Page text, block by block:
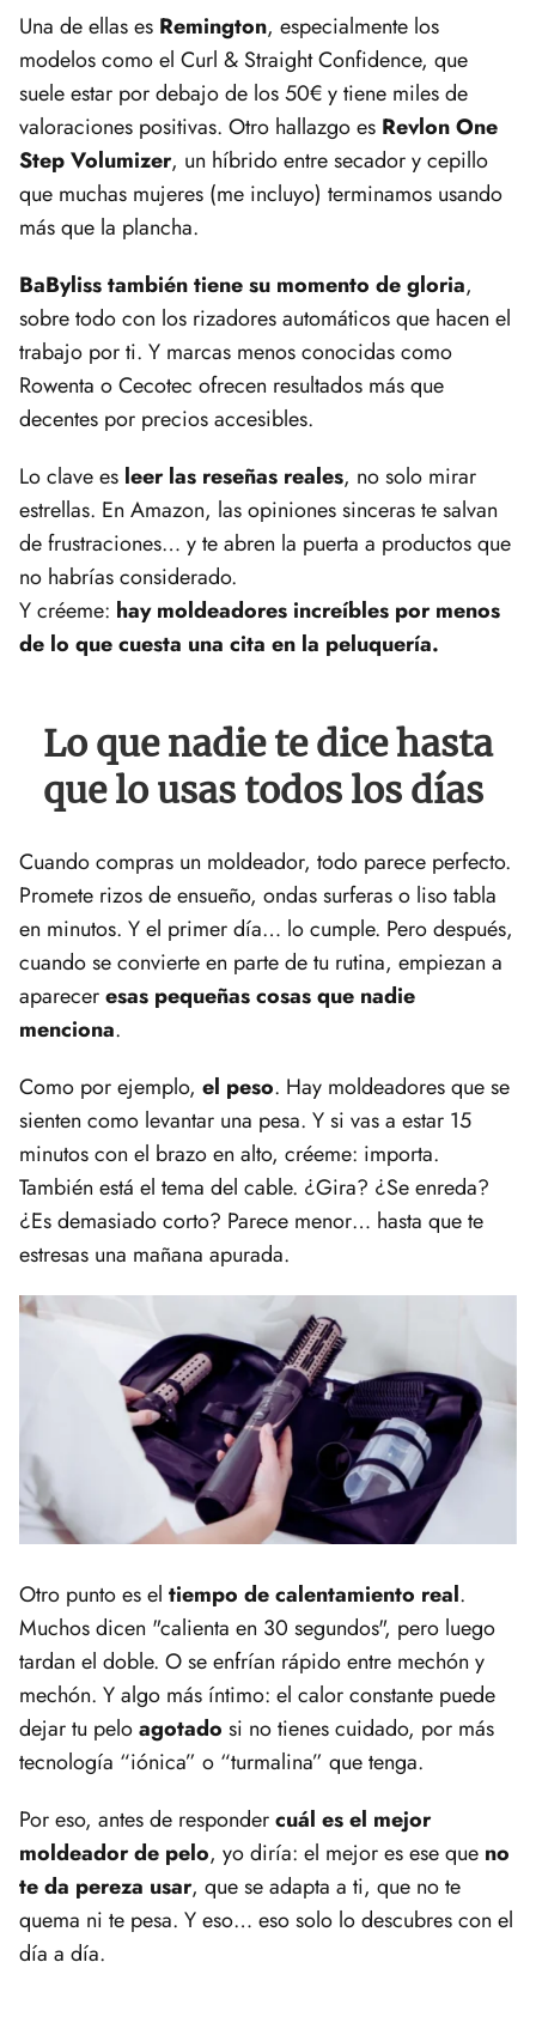
Una de ellas es Remington, especialmente los
modelos como el Curl & Straight Confidence, que
suele estar por debajo de los 50€ y tiene miles de
valoraciones positivas. Otro hallazgo es Revlon One
Step Volumizer, un híbrido entre secador y cepillo
que muchas mujeres (me incluyo) terminamos usando
más que la plancha.
BaByliss también tiene su momento de gloria,
sobre todo con los rizadores automáticos que hacen el
trabajo por ti. Y marcas menos conocidas como
Rowenta o Cecotec ofrecen resultados más que
decentes por precios accesibles.
Lo clave es leer las reseñas reales, no solo mirar
estrellas. En Amazon, las opiniones sinceras te salvan
de frustraciones… y te abren la puerta a productos que
no habrías considerado.
Y créeme: hay moldeadores increíbles por menos
de lo que cuesta una cita en la peluquería.
Lo que nadie te dice hasta
que lo usas todos los días
Cuando compras un moldeador, todo parece perfecto.
Promete rizos de ensueño, ondas surferas o liso tabla
en minutos. Y el primer día… lo cumple. Pero después,
cuando se convierte en parte de tu rutina, empiezan a
apareceresas pequeñas cosas que nadie
menciona.
Como por ejemplo, el peso. Hay moldeadores que se
sienten como levantar una pesa. Y si vas a estar 15
minutos con el brazo en alto, créeme: importa.
También está el tema del cable. ¿Gira? ¿Se enreda?
¿Es demasiado corto? Parece menor… hasta que te
estresas una mañana apurada.
Otro punto es el tiempo de calentamiento real.
Muchos dicen "calienta en 30 segundos", pero luego
tardan el doble. O se enfrían rápido entre mechón y
mechón. Y algo más íntimo: el calor constante puede
dejar tu peloagotado si no tienes cuidado, por más
tecnología “iónica” o “turmalina” que tenga.
Por eso, antes de respondercuál es el mejor
moldeador de pelo, yo diría: el mejor es ese que no
te da pereza usar, que se adapta a ti, que no te
quema ni te pesa. Y eso… eso solo lo descubres con el
día a día.